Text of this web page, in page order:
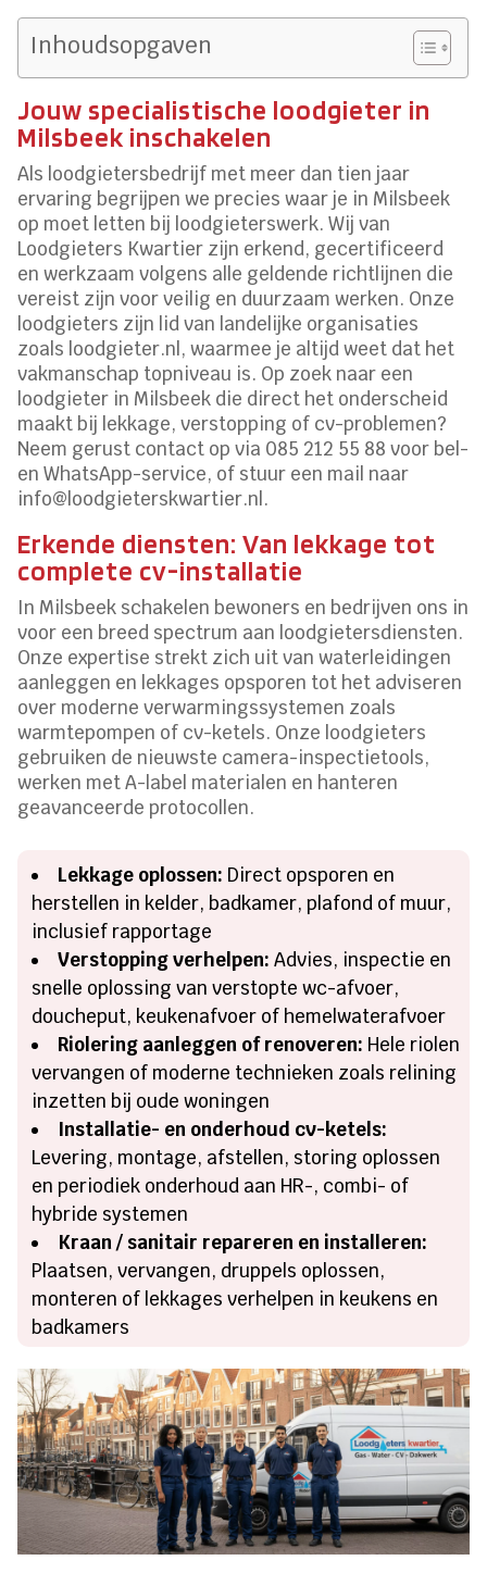
Inhoudsopgaven
Jouw specialistische loodgieter in
Milsbeek inschakelen
Als loodgietersbedrijf met meer dan tien jaar
ervaring begrijpen we precies waar je in Milsbeek
op moet letten bij loodgieterswerk. Wij van
Loodgieters Kwartier zijn erkend, gecertificeerd
en werkzaam volgens alle geldende richtlijnen die
vereist zijn voor veilig en duurzaam werken. Onze
loodgieters zijn lid van landelijke organisaties
zoals loodgieter.nl, waarmee je altijd weet dat het
vakmanschap topniveau is. Op zoek naar een
loodgieter in Milsbeek die direct het onderscheid
maakt bij lekkage, verstopping of cv-problemen?
Neem gerust contact op via 085 212 55 88 voor bel-
en WhatsApp-service, of stuur een mail naar
info@loodgieterskwartier.nl.
Erkende diensten: Van lekkage tot
complete cv-installatie
In Milsbeek schakelen bewoners en bedrijven ons in
voor een breed spectrum aan loodgietersdiensten.
Onze expertise strekt zich uit van waterleidingen
aanleggen en lekkages opsporen tot het adviseren
over moderne verwarmingssystemen zoals
warmtepompen of cv-ketels. Onze loodgieters
gebruiken de nieuwste camera-inspectietools,
werken met A-label materialen en hanteren
geavanceerde protocollen.
Lekkage oplossen: Direct opsporen en
herstellen in kelder, badkamer, plafond of muur,
inclusief rapportage
Verstopping verhelpen: Advies, inspectie en
snelle oplossing van verstopte wc-afvoer,
doucheput, keukenafvoer of hemelwaterafvoer
Riolering aanleggen of renoveren: Hele riolen
vervangen of moderne technieken zoals relining
inzetten bij oude woningen
Installatie- en onderhoud cv-ketels:
Levering, montage, afstellen, storing oplossen
en periodiek onderhoud aan HR-, combi- of
hybride systemen
Kraan / sanitair repareren en installeren:
Plaatsen, vervangen, druppels oplossen,
monteren of lekkages verhelpen in keukens en
badkamers